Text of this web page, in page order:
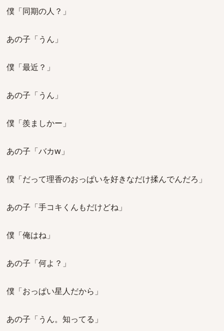
僕「同期の人？」
あの子「うん」
僕「最近？」
あの子「うん」
僕「羨ましかー」
あの子「バカw」
僕「だって理香のおっぱいを好きなだけ揉んでんだろ」
あの子「手コキくんもだけどね」
僕「俺はね」
あの子「何よ？」
僕「おっぱい星人だから」
あの子「うん。知ってる」